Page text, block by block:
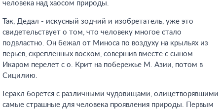
человека над хаосом природы.
Так, Дедал - искусный зодчий и изобретатель, уже это
свидетельствует о том, что человеку многое стало
подвластно. Он бежал от Миноса по воздуху на крыльях из
перьев, скрепленных воском, совершив вместе с сыном
Икаром перелет с о. Крит на побережье М. Азии, потом в
Сицилию.
Геракл борется с различными чудовищами, олицетворявшими
самые страшные для человека проявления природы. Первым